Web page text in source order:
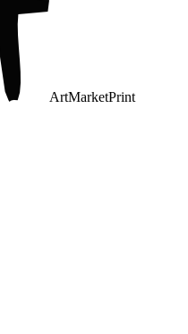
ArtMarketPrint